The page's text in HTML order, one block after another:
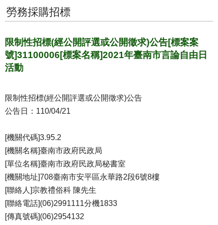
勞務採購招標
限制性招標(經公開評選或公開徵求)公告[標案案
號]31100006[標案名稱]2021年臺南市言論自由日
活動
限制性招標(經公開評選或公開徵求)公告
公告日：110/04/21
[機關代碼]3.95.2
[機關名稱]臺南市政府民政局
[單位名稱]臺南市政府民政局秘書室
[機關地址]708臺南市安平區永華路2段6號8樓
[聯絡人]宗教禮俗科 陳先生
[聯絡電話](06)2991111分機1833
[傳真號碼](06)2954132